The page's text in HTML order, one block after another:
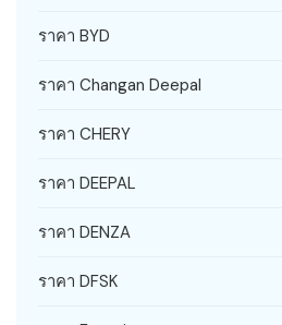
ราคา BYD
ราคา Changan Deepal
ราคา CHERY
ราคา DEEPAL
ราคา DENZA
ราคา DFSK